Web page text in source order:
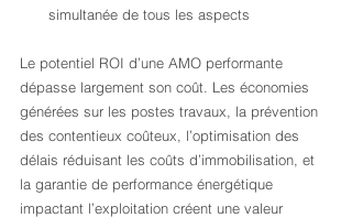
simultanée de tous les aspects
Le potentiel ROI d’une AMO performante
dépasse largement son coût. Les économies
générées sur les postes travaux, la prévention
des contentieux coûteux, l’optimisation des
délais réduisant les coûts d’immobilisation, et
la garantie de performance énergétique
impactant l’exploitation créent une valeur